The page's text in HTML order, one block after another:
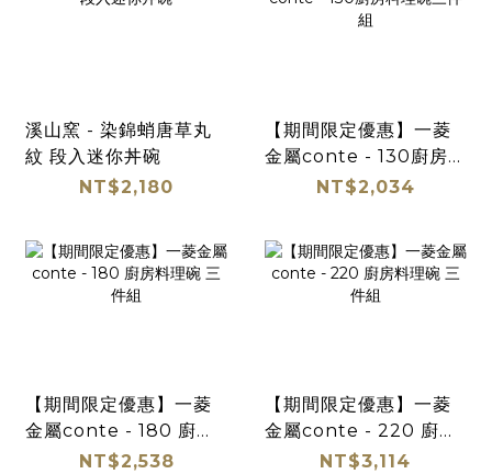
溪山窯 - 染錦蛸唐草丸
紋 段入迷你丼碗
NT$2,180
【期間限定優惠】一菱
金屬conte - 130廚房料
理碗三件組NT$2,034
【期間限定優惠】一菱
金屬conte - 180 廚房
料理碗 三件組
NT$2,538
【期間限定優惠】一菱
金屬conte - 220 廚房
料理碗 三件組
NT$3,114